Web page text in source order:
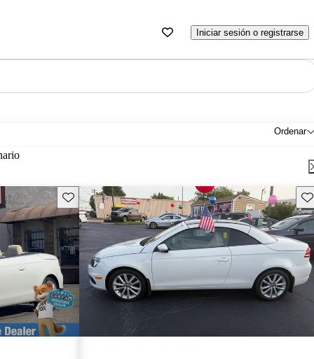
Iniciar sesión o registrarse
Ordenar
Guarda este Aviso